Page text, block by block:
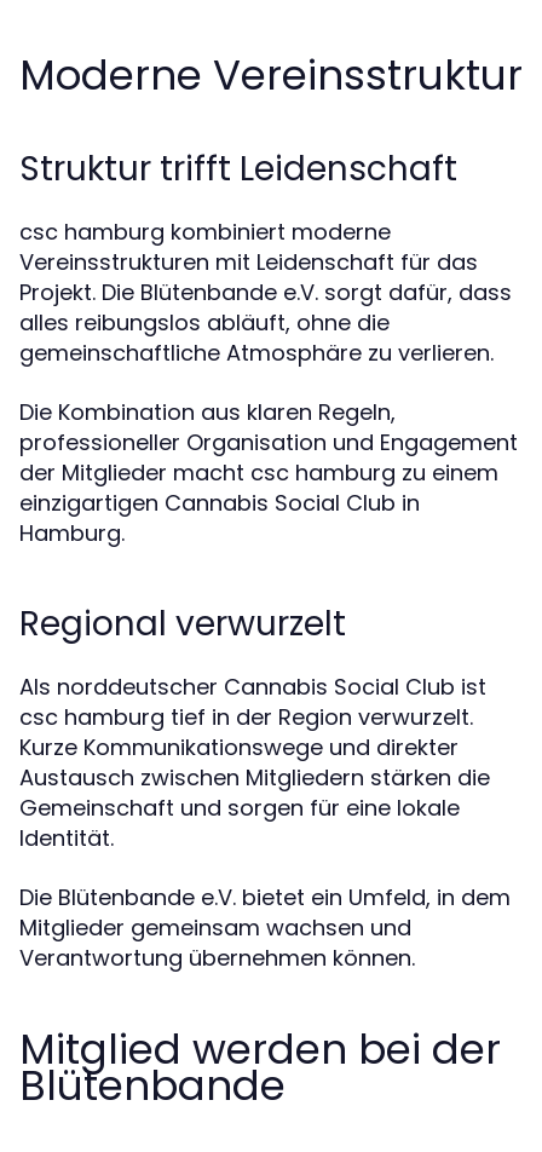
Moderne Vereinsstruktur
Struktur trifft Leidenschaft
csc hamburg kombiniert moderne
Vereinsstrukturen mit Leidenschaft für das
Projekt. Die Blütenbande e.V. sorgt dafür, dass
alles reibungslos abläuft, ohne die
gemeinschaftliche Atmosphäre zu verlieren.
Die Kombination aus klaren Regeln,
professioneller Organisation und Engagement
der Mitglieder macht csc hamburg zu einem
einzigartigen Cannabis Social Club in
Hamburg.
Regional verwurzelt
Als norddeutscher Cannabis Social Club ist
csc hamburg tief in der Region verwurzelt.
Kurze Kommunikationswege und direkter
Austausch zwischen Mitgliedern stärken die
Gemeinschaft und sorgen für eine lokale
Identität.
Die Blütenbande e.V. bietet ein Umfeld, in dem
Mitglieder gemeinsam wachsen und
Verantwortung übernehmen können.
Mitglied werden bei der
Blütenbande